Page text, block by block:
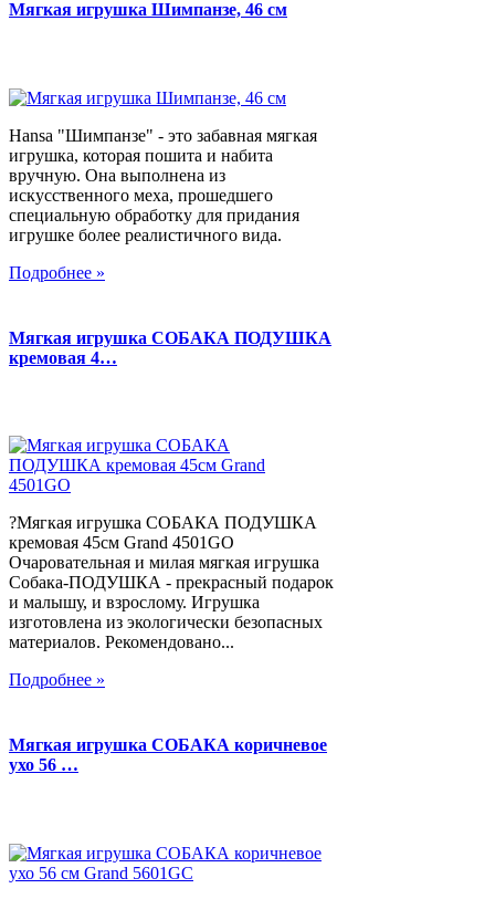
Мягкая игрушка Шимпанзе, 46 см
Hansa "Шимпанзе" - это забавная мягкая
игрушка, которая пошита и набита
вручную. Она выполнена из
искусственного меха, прошедшего
специальную обработку для придания
игрушке более реалистичного вида.
Подробнее »
Мягкая игрушка СОБАКА ПОДУШКА
кремовая 4…
?Мягкая игрушка СОБАКА ПОДУШКА
кремовая 45см Grand 4501GO
Очаровательная и милая мягкая игрушка
Собака-ПОДУШКА - прекрасный подарок
и малышу, и взрослому. Игрушка
изготовлена из экологически безопасных
материалов. Рекомендовано...
Подробнее »
Мягкая игрушка СОБАКА коричневое
ухо 56 …